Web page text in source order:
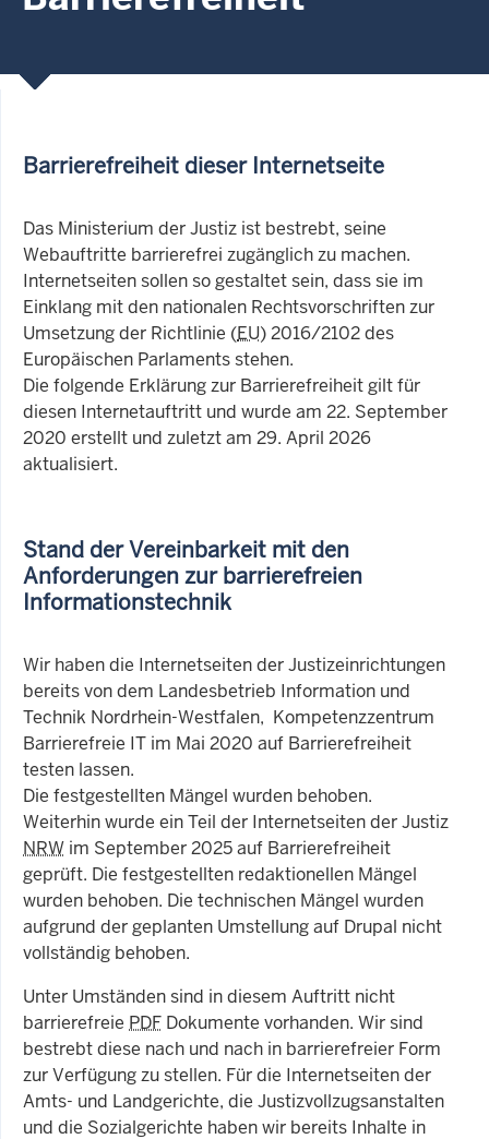
Barrierefreiheit dieser Internetseite
Das Ministerium der Justiz ist bestrebt, seine
Webauftritte barrierefrei zugänglich zu machen.
Internetseiten sollen so gestaltet sein, dass sie im
Einklang mit den nationalen Rechtsvorschriften zur
Umsetzung der Richtlinie (EU) 2016/2102 des
Europäischen Parlaments stehen.
Die folgende Erklärung zur Barrierefreiheit gilt für
diesen Internetauftritt und wurde am 22. September
2020 erstellt und zuletzt am 29. April 2026
aktualisiert.
Stand der Vereinbarkeit mit den
Anforderungen zur barrierefreien
Informationstechnik
Wir haben die Internetseiten der Justizeinrichtungen
bereits von dem Landesbetrieb Information und
Technik Nordrhein-Westfalen, Kompetenzzentrum
Barrierefreie IT im Mai 2020 auf Barrierefreiheit
testen lassen.
Die festgestellten Mängel wurden behoben.
Weiterhin wurde ein Teil der Internetseiten der Justiz
NRW im September 2025 auf Barrierefreiheit
geprüft. Die festgestellten redaktionellen Mängel
wurden behoben. Die technischen Mängel wurden
aufgrund der geplanten Umstellung auf Drupal nicht
vollständig behoben.
Unter Umständen sind in diesem Auftritt nicht
barrierefreie PDF Dokumente vorhanden. Wir sind
bestrebt diese nach und nach in barrierefreier Form
zur Verfügung zu stellen. Für die Internetseiten der
Amts- und Landgerichte, die Justizvollzugsanstalten
und die Sozialgerichte haben wir bereits Inhalte in